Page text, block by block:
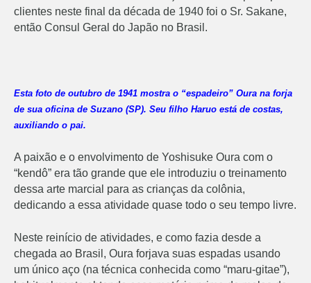
clientes neste final da década de 1940 foi o Sr. Sakane,
então Consul Geral do Japão no Brasil.
Esta foto de outubro de 1941 mostra o “espadeiro” Oura na forja
de sua oficina de Suzano (SP). Seu filho Haruo está de costas,
auxiliando o pai.
A paixão e o envolvimento de Yoshisuke Oura com o
“kendô” era tão grande que ele introduziu o treinamento
dessa arte marcial para as crianças da colônia,
dedicando a essa atividade quase todo o seu tempo livre.
Neste reinício de atividades, e como fazia desde a
chegada ao Brasil, Oura forjava suas espadas usando
um único aço (na técnica conhecida como “maru-gitae”),